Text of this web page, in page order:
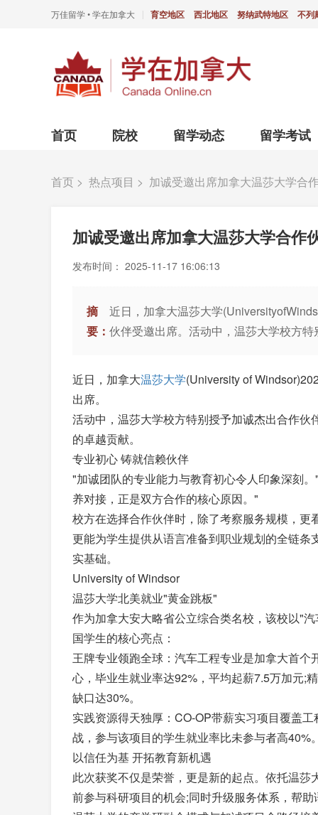
万佳留学 • 学在加拿大 育空地区 西北地区 努纳武特地区 不列
首页 院校 留学动态 留学考试
首页 > 热点项目 > 加诚受邀出席加拿大温莎大学合
加诚受邀出席加拿大温莎大学合作
发布时间： 2025-11-17 16:06:13
摘
要：
近日，加拿大温莎大学
伙伴受邀出席。活动中，温莎大学校方
近日，加拿大温莎大学(University of
出席。
活动中，温莎大学校方特别授予加诚杰出合作
的卓越贡献。
专业初心 铸就信赖伙伴
"加诚团队的专业能力与教育初心令人印象深刻
养对接，正是双方合作的核心原因。"
校方在选择合作伙伴时，除了考察服务规模，
更能为学生提供从语言准备到职业规划的全链
实基础。
University of Windsor
温莎大学北美就业"黄金跳板"
作为加拿大安大略省公立综合类名校，该校以"
国学生的核心亮点：
王牌专业领跑全球：汽车工程专业是加拿大首
心，毕业生就业率达92%，平均起薪7.5万加元;
缺口达30%。
实践资源得天独厚：CO-OP带薪实习项目覆盖
战，参与该项目的学生就业率比未参与者高40%
以信任为基 开拓教育新机遇
此次获奖不仅是荣誉，更是新的起点。依托温
前参与科研项目的机会;同时升级服务体系，帮